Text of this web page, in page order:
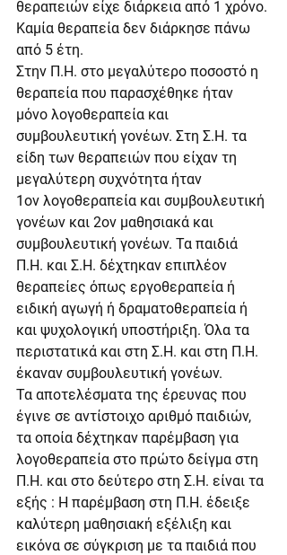
θεραπειών είχε διάρκεια από 1 χρόνο.
Καμία θεραπεία δεν διάρκησε πάνω
από 5 έτη.
Στην Π.Η. στο μεγαλύτερο ποσοστό η
θεραπεία που παρασχέθηκε ήταν
μόνο λογοθεραπεία και
συμβουλευτική γονέων. Στη Σ.Η. τα
είδη των θεραπειών που είχαν τη
μεγαλύτερη συχνότητα ήταν
1ον λογοθεραπεία και συμβουλευτική
γονέων και 2ον μαθησιακά και
συμβουλευτική γονέων. Τα παιδιά
Π.Η. και Σ.Η. δέχτηκαν επιπλέον
θεραπείες όπως εργοθεραπεία ή
ειδική αγωγή ή δραματοθεραπεία ή
και ψυχολογική υποστήριξη. Όλα τα
περιστατικά και στη Σ.Η. και στη Π.Η.
έκαναν συμβουλευτική γονέων.
Τα αποτελέσματα της έρευνας που
έγινε σε αντίστοιχο αριθμό παιδιών,
τα οποία δέχτηκαν παρέμβαση για
λογοθεραπεία στο πρώτο δείγμα στη
Π.Η. και στο δεύτερο στη Σ.Η. είναι τα
εξής : Η παρέμβαση στη Π.Η. έδειξε
καλύτερη μαθησιακή εξέλιξη και
εικόνα σε σύγκριση με τα παιδιά που